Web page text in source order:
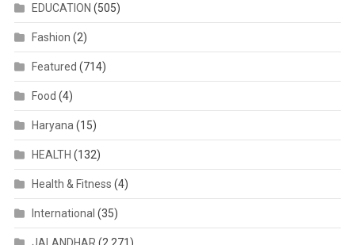
EDUCATION (505)
Fashion (2)
Featured (714)
Food (4)
Haryana (15)
HEALTH (132)
Health & Fitness (4)
International (35)
JALANDHAR (2,271)